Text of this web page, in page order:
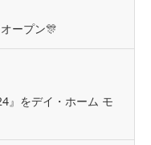
ープン🎊
』をデイ・ホーム モ